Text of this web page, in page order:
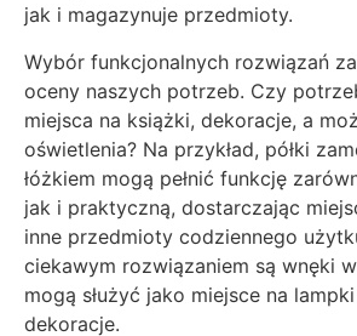
jak i magazynuje przedmioty.
Wybór funkcjonalnych rozwiązań
oceny naszych potrzeb. Czy
miejsca na książki, dekoracje, a
oświetlenia? Na przykład, półki
łóżkiem mogą pełnić funkcję
jak i praktyczną, dostarczając
inne przedmioty codziennego
ciekawym rozwiązaniem są wnęki
mogą służyć jako miejsce na
dekoracje.